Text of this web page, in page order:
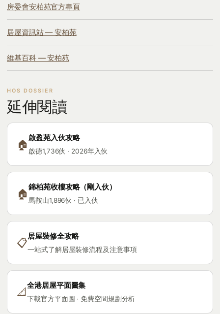
房委會安柏苑官方專頁
居屋資訊站 — 安柏苑
維基百科 — 安柏苑
延伸閱讀
🏠
啟盈苑入伙攻略
啟德1,736伙 · 2026年入伙
🏠
錦柏苑收樓攻略（剛入伙）
馬鞍山1,896伙 · 已入伙
📋
居屋裝修全攻略
一站式了解居屋裝修流程及注意事項
📐
全港居屋平面圖集
下載官方平面圖 · 免費空間規劃分析